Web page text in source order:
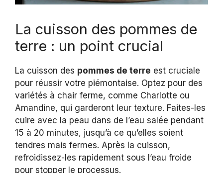
La cuisson des pommes de
terre : un point crucial
La cuisson des pommes de terre est cruciale
pour réussir votre piémontaise. Optez pour des
variétés à chair ferme, comme Charlotte ou
Amandine, qui garderont leur texture. Faites-les
cuire avec la peau dans de l’eau salée pendant
15 à 20 minutes, jusqu’à ce qu’elles soient
tendres mais fermes. Après la cuisson,
refroidissez-les rapidement sous l’eau froide
pour stopper le processus.